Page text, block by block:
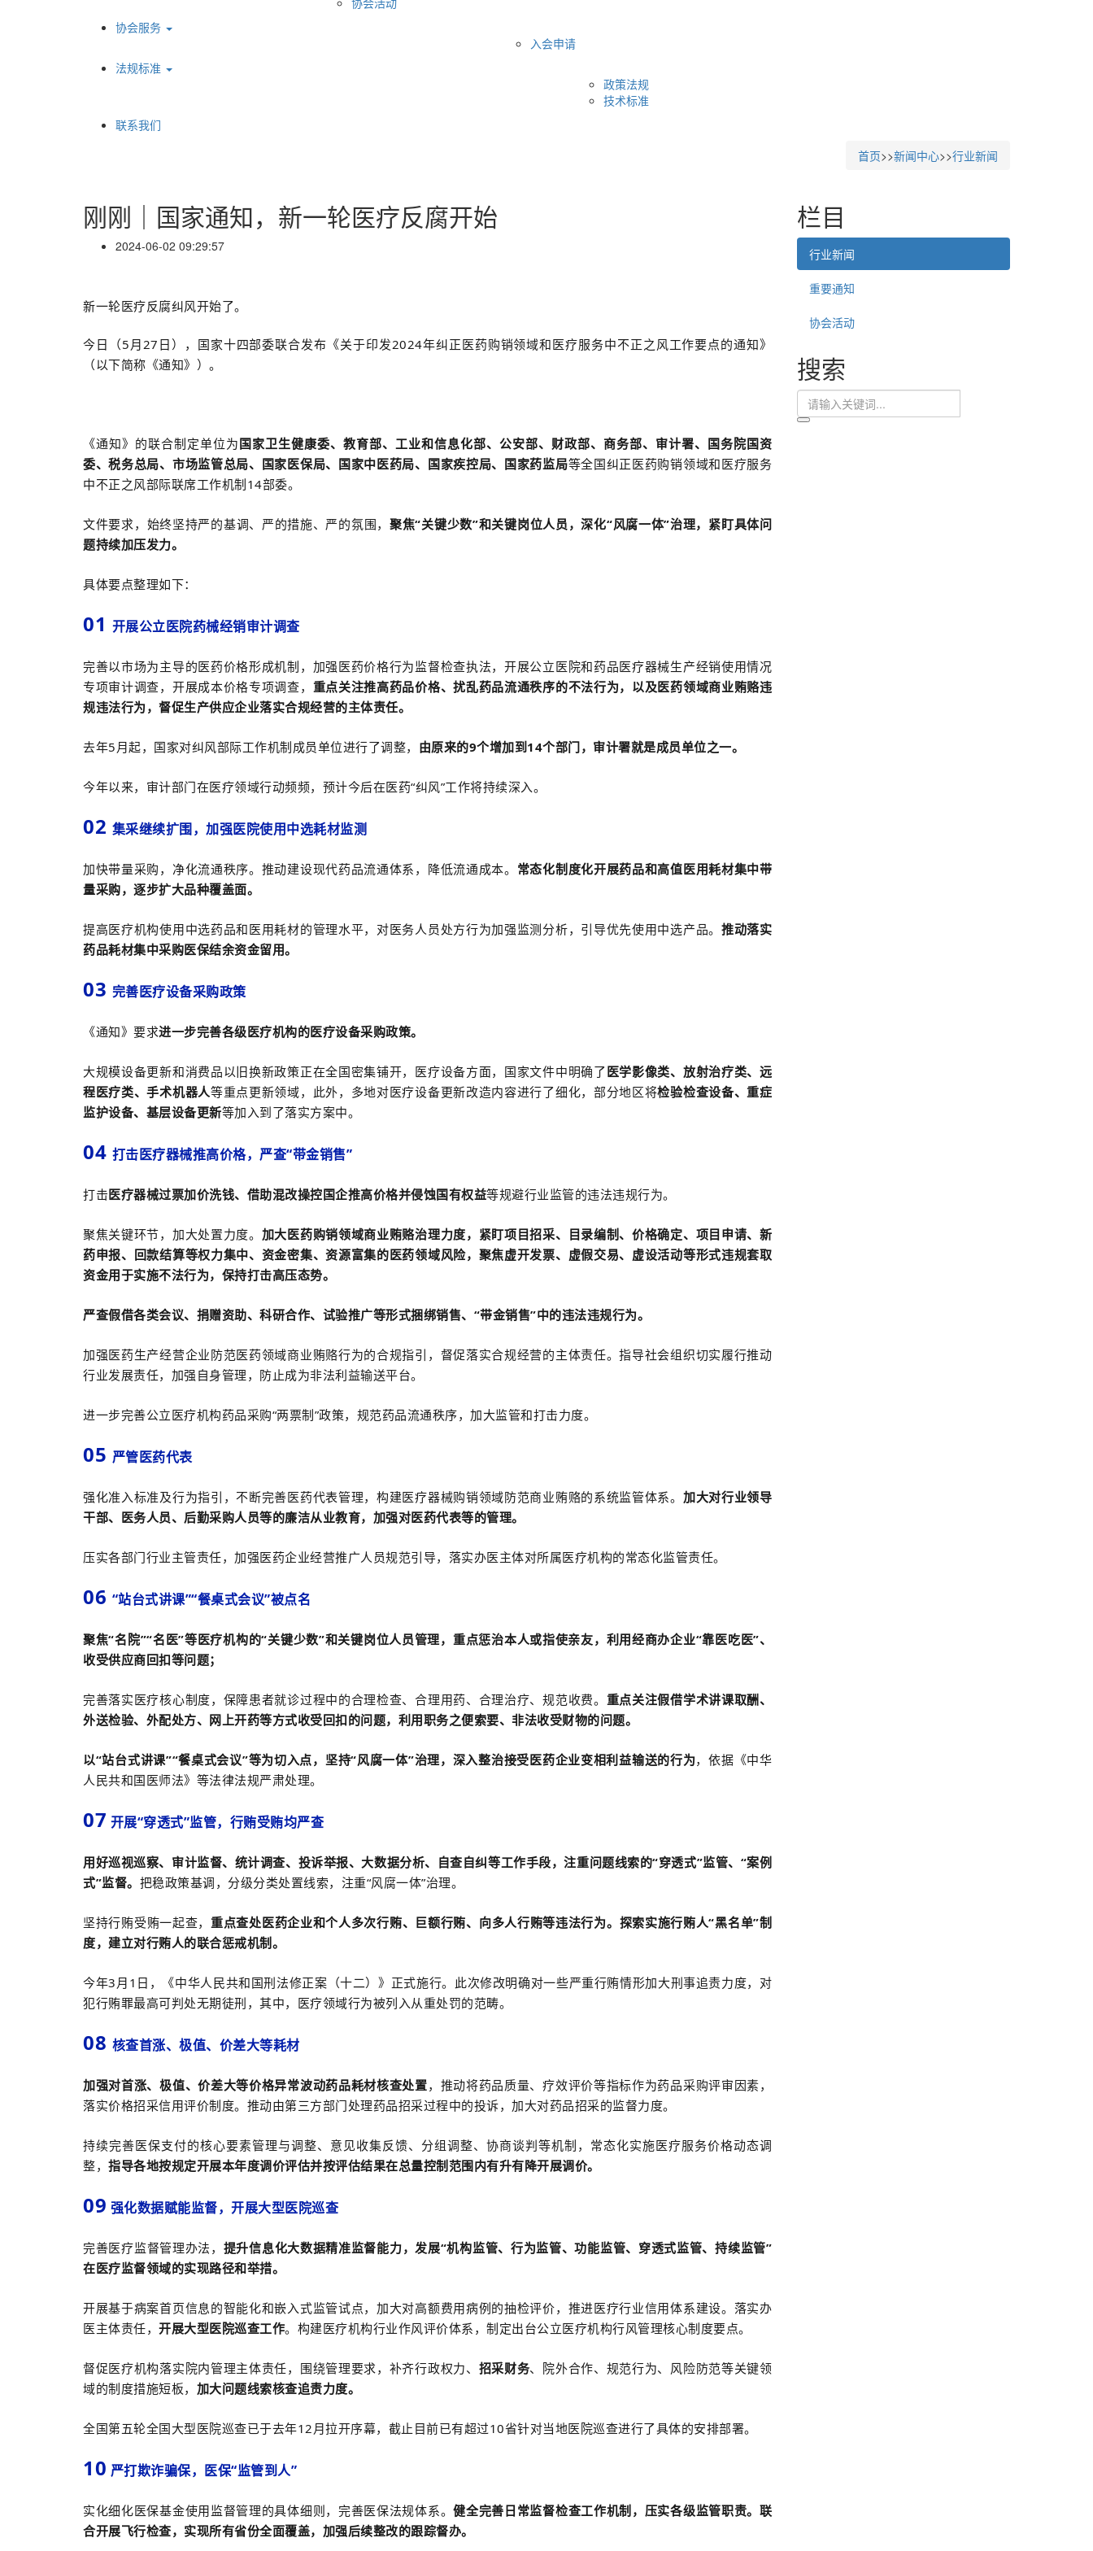
协会服务
入会申请
法规标准
政策法规
技术标准
联系我们
首页>>新闻中心>>行业新闻
刚刚｜国家通知，新一轮医疗反腐开始
2024-06-02 09:29:57
新一轮医疗反腐纠风开始了。
今日（5月27日），国家十四部委联合发布《关于印发2024年纠正医药购销领域和医疗服务中不正之风工作要点的通知》
（以下简称《通知》） 。
《通知》的联合制定单位为国家卫生健康委、教育部、工业和信息化部、公安部、财政部、商务部、审计署、国务院国资
委、税务总局、市场监管总局、国家医保局、国家中医药局、国家疾控局、国家药监局等全国纠正医药购销领域和医疗服务
中不正之风部际联席工作机制14部委。
文件要求，始终坚持严的基调、严的措施、严的氛围，聚焦“关键少数”和关键岗位人员，深化“风腐一体”治理，紧盯具体问
题持续加压发力。
具体要点整理如下：
01 开展公立医院药械经销审计调查
完善以市场为主导的医药价格形成机制，加强医药价格行为监督检查执法，开展公立医院和药品医疗器械生产经销使用情况
专项审计调查，开展成本价格专项调查， 重点关注推高药品价格、扰乱药品流通秩序的不法行为，以及医药领域商业贿赂违
规违法行为，督促生产供应企业落实合规经营的主体责任。
去年5月起，国家对纠风部际工作机制成员单位进行了调整， 由原来的9个增加到14个部门，审计署就是成员单位之一。
今年以来，审计部门在医疗领域行动频频，预计今后在医药“纠风”工作将持续深入。
02 集采继续扩围，加强医院使用中选耗材监测
加快带量采购，净化流通秩序。推动建设现代药品流通体系，降低流通成本。 常态化制度化开展药品和高值医用耗材集中带
量采购，逐步扩大品种覆盖面。
提高医疗机构使用中选药品和医用耗材的管理水平，对医务人员处方行为加强监测分析，引导优先使用中选产品。 推动落实
药品耗材集中采购医保结余资金留用。
03 完善医疗设备采购政策
《通知》要求进一步完善各级医疗机构的医疗设备采购政策。
大规模设备更新和消费品以旧换新政策正在全国密集铺开，医疗设备方面，国家文件中明确了 医学影像类、放射治疗类、远
程医疗类、手术机器人等重点更新领域，此外，多地对医疗设备更新改造内容进行了细化，部分地区将检验检查设备、重症
监护设备、基层设备更新等加入到了落实方案中。
04 打击医疗器械推高价格，严查“带金销售”
打击医疗器械过票加价洗钱、借助混改操控国企推高价格并侵蚀国有权益等规避行业监管的违法违规行为。
聚焦关键环节，加大处置力度。 加大医药购销领域商业贿赂治理力度，紧盯项目招采、目录编制、价格确定、项目申请、新
药申报、回款结算等权力集中、资金密集、资源富集的医药领域风险，聚焦虚开发票、虚假交易、虚设活动等形式违规套取
资金用于实施不法行为，保持打击高压态势。
严查假借各类会议、捐赠资助、科研合作、试验推广等形式捆绑销售、“带金销售”中的违法违规行为。
加强医药生产经营企业防范医药领域商业贿赂行为的合规指引，督促落实合规经营的主体责任。指导社会组织切实履行推动
行业发展责任，加强自身管理，防止成为非法利益输送平台。
进一步完善公立医疗机构药品采购“两票制”政策，规范药品流通秩序，加大监管和打击力度。
05 严管医药代表
强化准入标准及行为指引，不断完善医药代表管理，构建医疗器械购销领域防范商业贿赂的系统监管体系。 加大对行业领导
干部、医务人员、后勤采购人员等的廉洁从业教育，加强对医药代表等的管理。
压实各部门行业主管责任，加强医药企业经营推广人员规范引导，落实办医主体对所属医疗机构的常态化监管责任。
06 “站台式讲课”“餐桌式会议”被点名
聚焦“名院”“名医”等医疗机构的“关键少数”和关键岗位人员管理，重点惩治本人或指使亲友，利用经商办企业“靠医吃医”、
收受供应商回扣等问题；
完善落实医疗核心制度，保障患者就诊过程中的合理检查、合理用药、合理治疗、规范收费。 重点关注假借学术讲课取酬、
外送检验、外配处方、网上开药等方式收受回扣的问题，利用职务之便索要、非法收受财物的问题。
以“站台式讲课”“餐桌式会议”等为切入点，坚持“风腐一体”治理，深入整治接受医药企业变相利益输送的行为，依据《中华
人民共和国医师法》等法律法规严肃处理。
07 开展“穿透式”监管，行贿受贿均严查
用好巡视巡察、审计监督、统计调查、投诉举报、大数据分析、自查自纠等工作手段，注重问题线索的“穿透式”监管、“案例
式”监督。 把稳政策基调，分级分类处置线索，注重“风腐一体”治理。
坚持行贿受贿一起查，重点查处医药企业和个人多次行贿、巨额行贿、向多人行贿等违法行为。探索实施行贿人“黑名单”制
度，建立对行贿人的联合惩戒机制。
今年3月1日，《中华人民共和国刑法修正案（十二）》正式施行。此次修改明确对一些严重行贿情形加大刑事追责力度，对
犯行贿罪最高可判处无期徒刑，其中，医疗领域行为被列入从重处罚的范畴。
08 核查首涨、极值、价差大等耗材
加强对首涨、极值、价差大等价格异常波动药品耗材核查处置，推动将药品质量、疗效评价等指标作为药品采购评审因素，
落实价格招采信用评价制度。推动由第三方部门处理药品招采过程中的投诉，加大对药品招采的监督力度。
持续完善医保支付的核心要素管理与调整、意见收集反馈、分组调整、协商谈判等机制，常态化实施医疗服务价格动态调
整， 指导各地按规定开展本年度调价评估并按评估结果在总量控制范围内有升有降开展调价。
09 强化数据赋能监督，开展大型医院巡查
完善医疗监督管理办法， 提升信息化大数据精准监督能力，发展“机构监管、行为监管、功能监管、穿透式监管、持续监管”
在医疗监督领域的实现路径和举措。
开展基于病案首页信息的智能化和嵌入式监管试点，加大对高额费用病例的抽检评价，推进医疗行业信用体系建设。落实办
医主体责任， 开展大型医院巡查工作。构建医疗机构行业作风评价体系，制定出台公立医疗机构行风管理核心制度要点。
督促医疗机构落实院内管理主体责任，围绕管理要求，补齐行政权力、 招采财务、院外合作、规范行为、风险防范等关键领
域的制度措施短板， 加大问题线索核查追责力度。
全国第五轮全国大型医院巡查已于去年12月拉开序幕，截止目前已有超过10省针对当地医院巡查进行了具体的安排部署。
10 严打欺诈骗保，医保“监管到人”
实化细化医保基金使用监督管理的具体细则，完善医保法规体系。健全完善日常监督检查工作机制，压实各级监管职责。联
合开展飞行检查，实现所有省份全面覆盖，加强后续整改的跟踪督办。
栏目
行业新闻
重要通知
协会活动
搜索